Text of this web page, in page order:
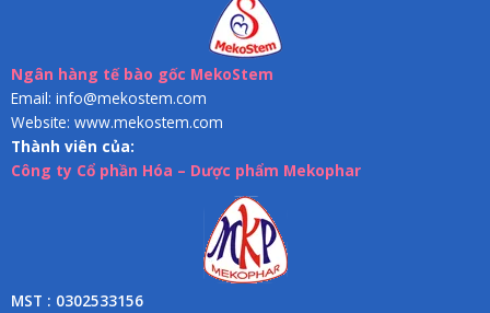
Ngân hàng tế bào gốc MekoStem
Email: info@mekostem.com
Website: www.mekostem.com
Thành viên của:
Công ty Cổ phần Hóa – Dược phẩm Mekophar
MST : 0302533156